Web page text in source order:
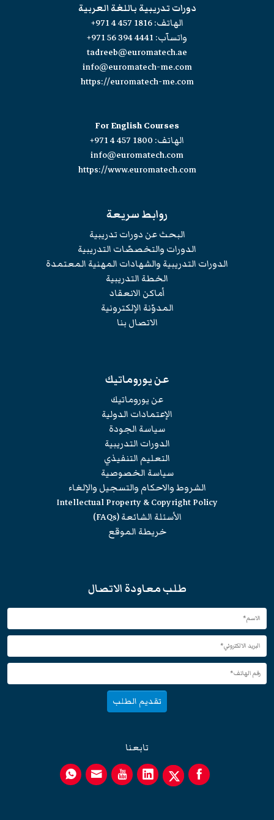
دورات تدريبية باللغة العربية
الهاتف:+971 4 457 1816
واتسآب:+971 56 394 4441
tadreeb@euromatech.ae
info@euromatech-me.com
https://euromatech-me.com
For English Courses
الهاتف: +971 4 457 1800
info@euromatech.com
https://www.euromatech.com
روابط سريعة
البحث عن دورات تدريبية
الدورات والتخصصّات التدريبية
الدورات التدريبية والشهادات المهنية المعتمدة
الخطة التدريبية
أماكن الانعقاد
المدوّنة الإلكترونية
الاتصال بنا
عن يوروماتيك
عن يوروماتيك
الإعتمادات الدولية
سياسة الجودة
الدورات التدريبية
التعليم التنفيذي
سياسة الخصوصية
الشروط والاحكام والتسجيل والإلغاء
Intellectual Property & Copyright Policy
الأسئلة الشائعة (FAQs)
خريطة الموقع
طلب معاودة الاتصال
تقديم الطلب
تابعنا